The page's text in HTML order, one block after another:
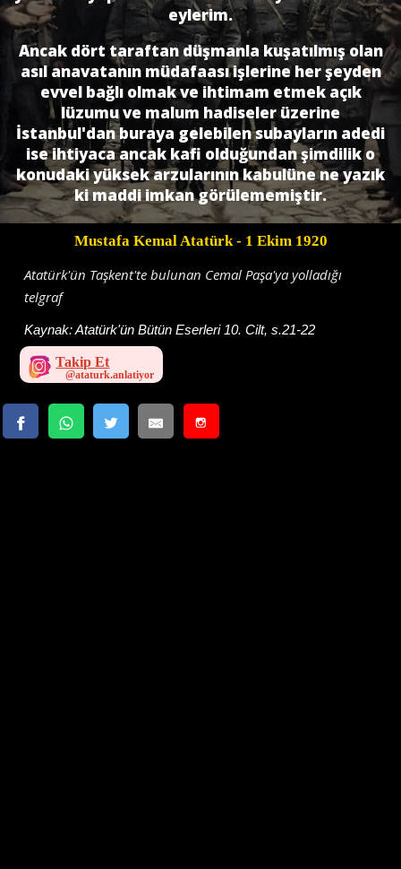
eylerim.
Ancak dört taraftan düşmanla kuşatılmış olan
asıl anavatanın müdafaası işlerine her şeyden
evvel bağlı olmak ve ihtimam etmek açık
lüzumu ve malum hadiseler üzerine
İstanbul'dan buraya gelebilen subayların adedi
ise ihtiyaca ancak kafi olduğundan şimdilik o
konudaki yüksek arzularının kabulüne ne yazık
ki maddi imkan görülememiştir.
Mustafa Kemal Atatürk- 1 Ekim 1920
Atatürk'ün Taşkent'te bulunan Cemal Paşa'ya yolladığı
telgraf
Kaynak:Atatürk'ün Bütün Eserleri 10. Cilt, s.21-22
Takip Et